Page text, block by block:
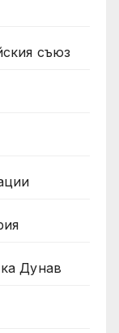
съюз
Дунав